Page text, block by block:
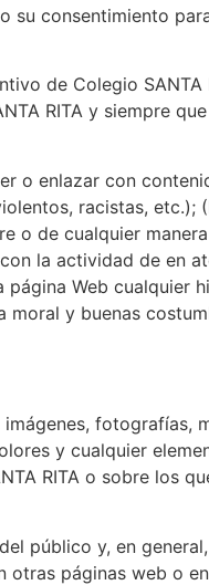
su consentimiento
de Colegio SANTA
RITA y siempre
o enlazar con
racistas, etc.);
o de cualquier
la actividad de en
Web cualquier
y buenas
fotografías,
y cualquier
RITA o sobre los
público y, en
otras páginas web o